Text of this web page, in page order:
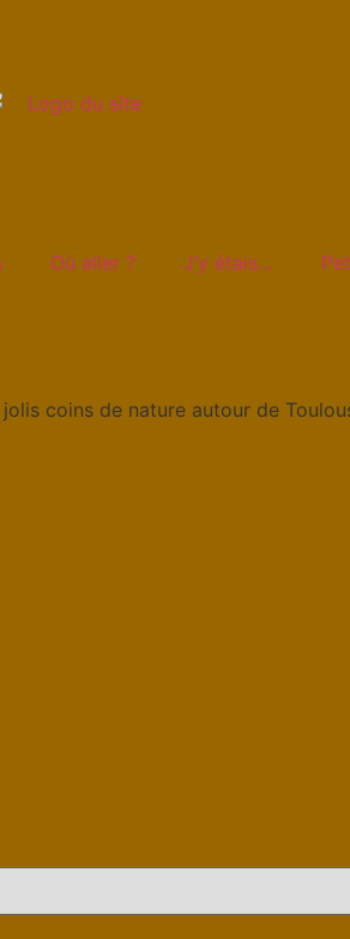
Où aller ? J’y étais…
coins de nature autour de